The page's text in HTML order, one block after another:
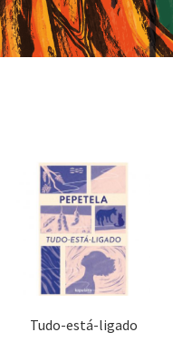
Tudo-está-ligado